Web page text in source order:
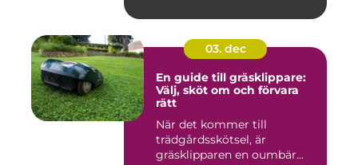
03. dec
En guide till gräsklippare:
Välj, sköt om och förvara
rätt
När det kommer till
trädgårdsskötsel, är
gräsklipparen en oumbär...